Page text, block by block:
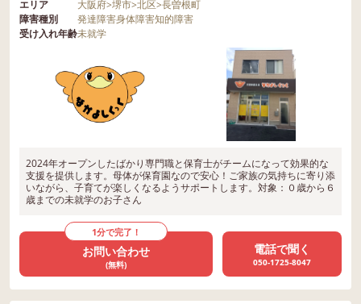
エリア 大阪府>堺市>北区>長曽根町
障害種別
発達障害身体障害知的障害
受け入れ年齢未就学
2024年オープンしたばかり専門職と保育士がチームになって効果的な
支援を提供します。母体が保育園なので安心！ご家族の気持ちに寄り添
いながら、子育てが楽しくなるようサポートします。対象：０歳から６
歳までの未就学のお子さん
1分で完了！
お問い合わせ
(無料)
電話で聞く
050-1725-8047